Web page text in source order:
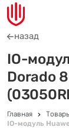
назад
IO-
Dorado
Главная
IO-модуль